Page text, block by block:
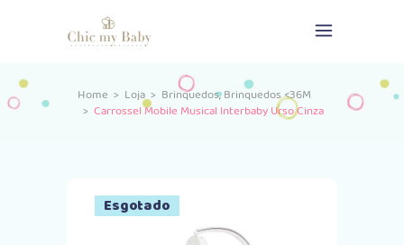
Home > Loja> Brinquedos,Brinquedos <36M
> Carrossel Mobile Musical Interbaby Urso Cinza
Esgotado